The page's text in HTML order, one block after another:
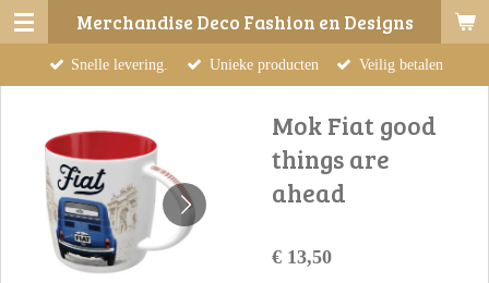
Ga
hoofdinhoud
Merchandise Deco Fashion en Designs
Snelle levering. Unieke producten Veilig betalen
Mok Fiat good
things are
ahead
€ 13,50